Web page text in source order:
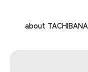
about TACHIBANA